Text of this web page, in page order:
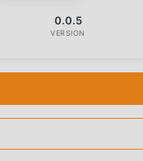
0.0.5
VERSION